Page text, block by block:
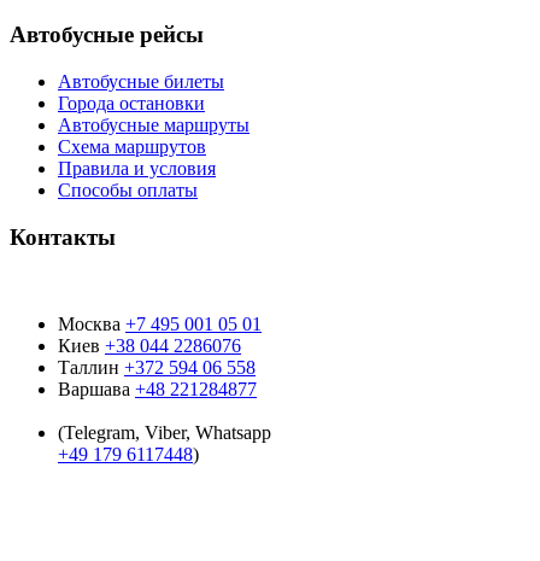
Автобусные рейсы
Автобусные билеты
Города остановки
Автобусные маршруты
Схема маршрутов
Правила и условия
Способы оплаты
Контакты
Москва +7 495 001 05 01
Киев +38 044 2286076
Таллин +372 594 06 558
Варшава +48 221284877
(Telegram, Viber, Whatsapp
+49 179 6117448)